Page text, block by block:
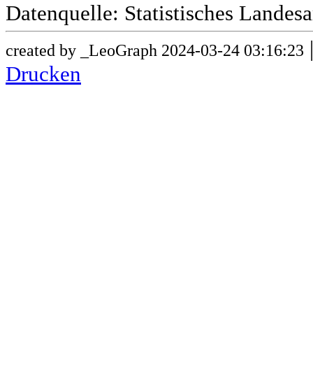
Datenquelle: Statistisches
created by _LeoGraph 2024-03-24 03:16:23
Drucken